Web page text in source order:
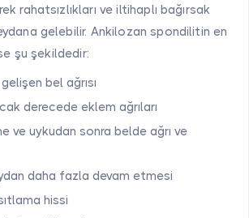
rahatsızlıkları ve iltihaplı bağırsak
gelebilir. Ankilozan spondilitin en
şu şekildedir:
bel ağrısı
derecede eklem ağrıları
ve uykudan sonra belde ağrı ve
daha fazla devam etmesi
hissi